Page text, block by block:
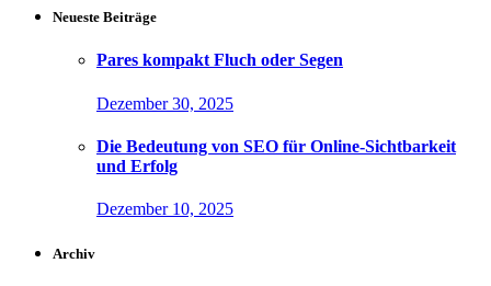
Neueste Beiträge
Pares kompakt Fluch oder Segen
Dezember 30, 2025
Die Bedeutung von SEO für Online-Sichtbarkeit
und Erfolg
Dezember 10, 2025
Archiv